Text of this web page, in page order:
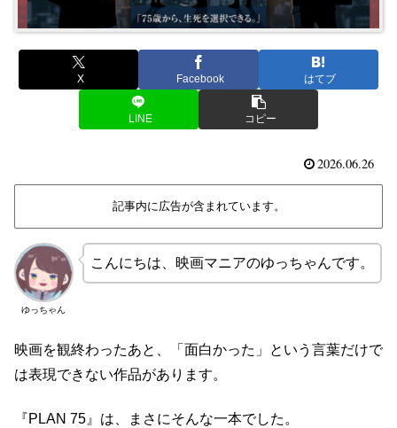
X Facebook はてブ
LINE コピー
2026.06.26
記事内に広告が含まれています。
ゆっちゃん
こんにちは、映画マニアのゆっちゃんです。
映画を観終わったあと、「面白かった」という言葉だけで
は表現できない作品があります。
『PLAN 75』は、まさにそんな一本でした。